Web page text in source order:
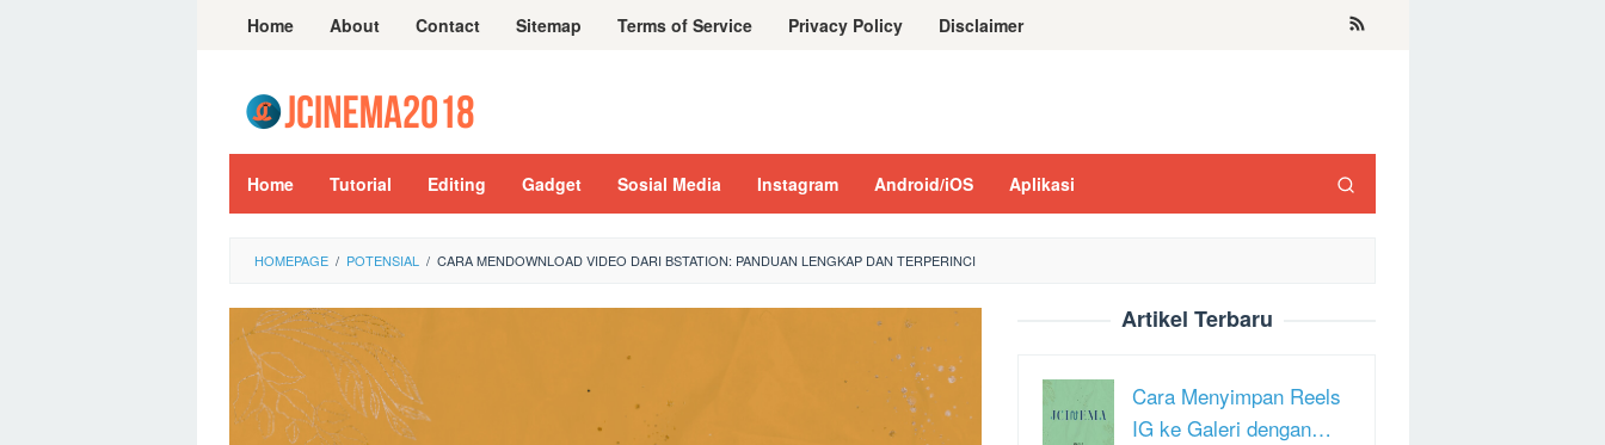
Home About Contact Sitemap Terms of Service Privacy Policy Disclaimer
Home Tutorial Editing Gadget Sosial Media Instagram Android/iOS Aplikasi
HOMEPAGE / POTENSIAL / CARA MENDOWNLOAD VIDEO DARI BSTATION: PANDUAN LENGKAP DAN TERPERINCI
Artikel Terbaru
Cara Menyimpan Reels
IG ke Galeri dengan…